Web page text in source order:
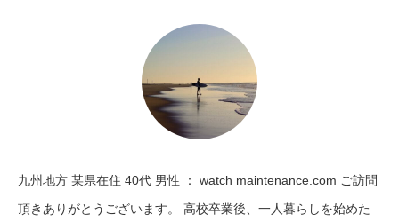
九州地方 某県在住 40代 男性 ： watch maintenance.com ご訪問
頂きありがとうございます。 高校卒業後、一人暮らしを始めた